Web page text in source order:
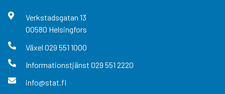
Verkstadsgatan 13
00580 Helsingfors
Växel 029 551 1000
Informationstjänst 029 551 2220
info@stat.fi